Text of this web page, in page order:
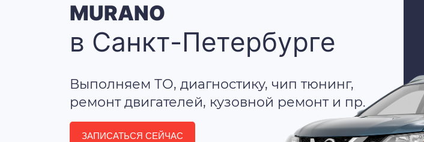
MURANO
в Санкт-Петербурге
Выполняем ТО, диагностику, чип тюнинг,
ремонт двигателей, кузовной ремонт и пр.
ЗАПИСАТЬСЯ СЕЙЧАС